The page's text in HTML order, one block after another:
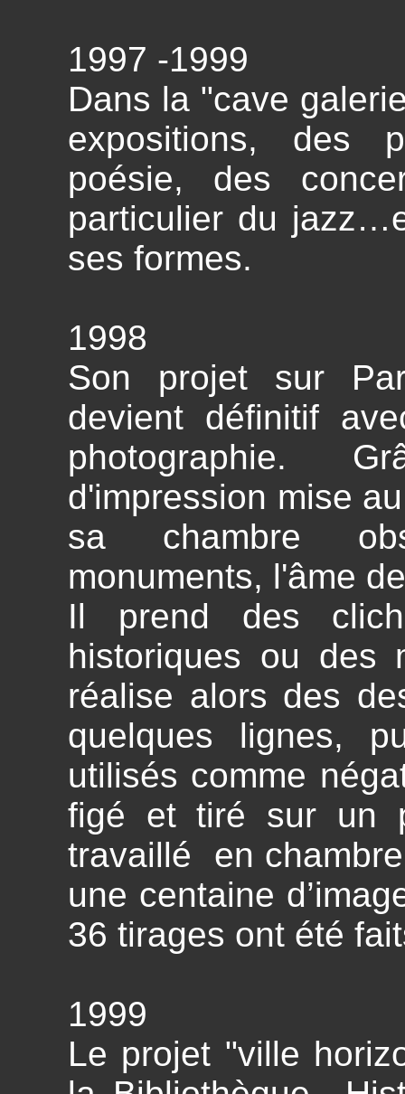
1997 -1999
Dans la "cave
expositions, des
poésie, des
particulier du
ses formes.
1998
Son projet sur
devient définitif
photographie.
d'impression mise
sa chambre
monuments, l'âme
Il prend des
historiques ou des
réalise alors des
quelques lignes,
utilisés comme
figé et tiré sur un
travaillé en
une centaine
36 tirages ont été
1999
Le projet "ville